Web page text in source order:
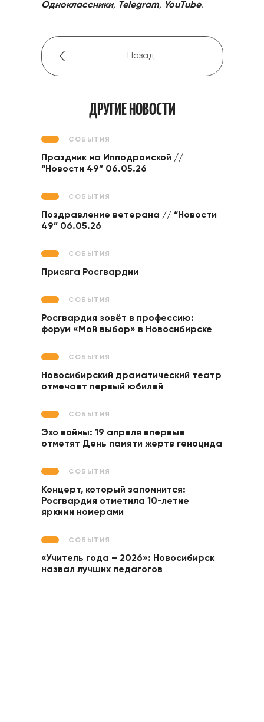
Одноклассники, Telegram, YouTube.
Назад
ДРУГИЕ НОВОСТИ
СОБЫТИЯ
Праздник на Ипподромской //
“Новости 49” 06.05.26
СОБЫТИЯ
Поздравление ветерана // “Новости
49” 06.05.26
СОБЫТИЯ
Присяга Росгвардии
СОБЫТИЯ
Росгвардия зовёт в профессию:
форум «Мой выбор» в Новосибирске
СОБЫТИЯ
Новосибирский драматический театр
отмечает первый юбилей
СОБЫТИЯ
Эхо войны: 19 апреля впервые
отметят День памяти жертв геноцида
СОБЫТИЯ
Концерт, который запомнится:
Росгвардия отметила 10-летие
яркими номерами
СОБЫТИЯ
«Учитель года – 2026»: Новосибирск
назвал лучших педагогов